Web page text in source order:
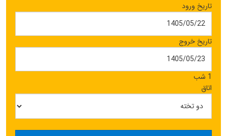
تاریخ ورود
تاریخ خروج
1 شب
اتاق